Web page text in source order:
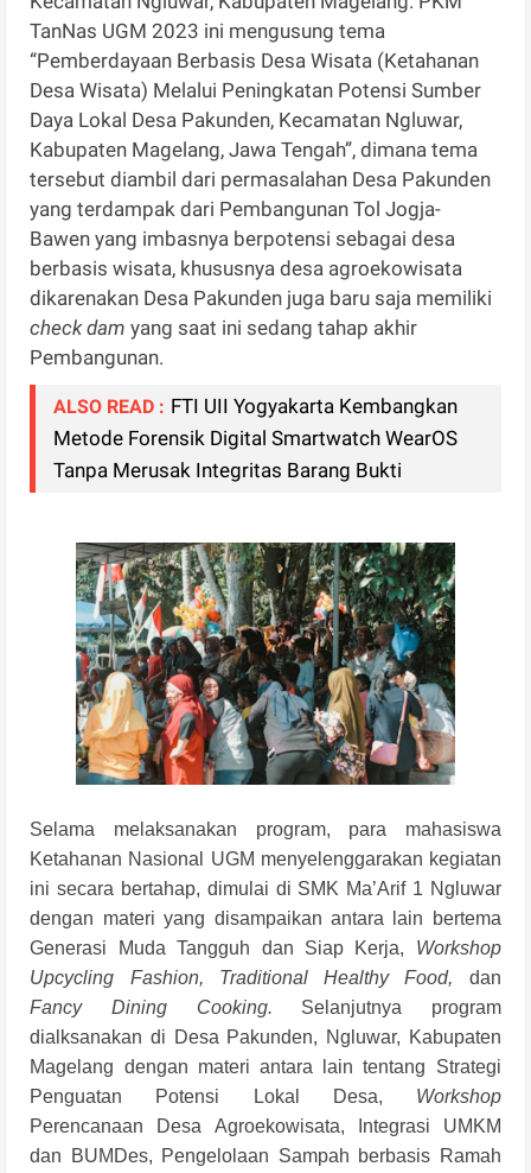
TanNas UGM 2023 ini mengusung tema
“Pemberdayaan Berbasis Desa Wisata (Ketahanan
Desa Wisata) Melalui Peningkatan Potensi Sumber
Daya Lokal Desa Pakunden, Kecamatan Ngluwar,
Kabupaten Magelang, Jawa Tengah”, dimana tema
tersebut diambil dari permasalahan Desa Pakunden
yang terdampak dari Pembangunan Tol Jogja-
Bawen yang imbasnya berpotensi sebagai desa
berbasis wisata, khususnya desa agroekowisata
dikarenakan Desa Pakunden juga baru saja memiliki
check dam yang saat ini sedang tahap akhir
Pembangunan.
ALSO READ : FTI UII Yogyakarta Kembangkan
Metode Forensik Digital Smartwatch WearOS
Tanpa Merusak Integritas Barang Bukti
Selama melaksanakan program, para mahasiswa
Ketahanan Nasional UGM menyelenggarakan kegiatan
ini secara bertahap, dimulai di SMK Ma’Arif 1 Ngluwar
dengan materi yang disampaikan antara lain bertema
Generasi Muda Tangguh dan Siap Kerja, Workshop
Upcycling Fashion, Traditional Healthy Food, dan
Fancy Dining Cooking. Selanjutnya program
dialksanakan di Desa Pakunden, Ngluwar, Kabupaten
Magelang dengan materi antara lain tentang Strategi
Penguatan Potensi Lokal Desa, Workshop
Perencanaan Desa Agroekowisata, Integrasi UMKM
dan BUMDes, Pengelolaan Sampah berbasis Ramah